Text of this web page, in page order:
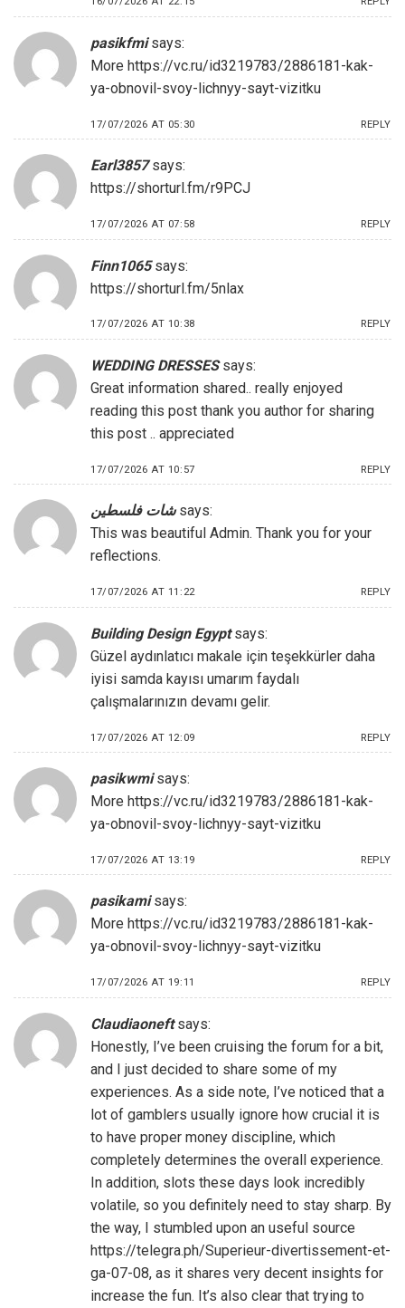
pasikfmi says:
More https://vc.ru/id3219783/2886181-kak-
ya-obnovil-svoy-lichnyy-sayt-vizitku
17/07/2026 AT 05:30 REPLY
Earl3857 says:
https://shorturl.fm/r9PCJ
17/07/2026 AT 07:58 REPLY
Finn1065 says:
https://shorturl.fm/5nlax
17/07/2026 AT 10:38 REPLY
WEDDING DRESSES says:
Great information shared.. really enjoyed
reading this post thank you author for sharing
this post .. appreciated
17/07/2026 AT 10:57 REPLY
شات فلسطين says:
This was beautiful Admin. Thank you for your
reflections.
17/07/2026 AT 11:22 REPLY
Building Design Egypt says:
Güzel aydınlatıcı makale için teşekkürler daha
iyisi samda kayısı umarım faydalı
çalışmalarınızın devamı gelir.
17/07/2026 AT 12:09 REPLY
pasikwmi says:
More https://vc.ru/id3219783/2886181-kak-
ya-obnovil-svoy-lichnyy-sayt-vizitku
17/07/2026 AT 13:19 REPLY
pasikami says:
More https://vc.ru/id3219783/2886181-kak-
ya-obnovil-svoy-lichnyy-sayt-vizitku
17/07/2026 AT 19:11 REPLY
Claudiaoneft says:
Honestly, I’ve been cruising the forum for a bit,
and I just decided to share some of my
experiences. As a side note, I’ve noticed that a
lot of gamblers usually ignore how crucial it is
to have proper money discipline, which
completely determines the overall experience.
In addition, slots these days look incredibly
volatile, so you definitely need to stay sharp. By
the way, I stumbled upon an useful source
https://telegra.ph/Superieur-divertissement-et-
ga-07-08, as it shares very decent insights for
increase the fun. It’s also clear that trying to